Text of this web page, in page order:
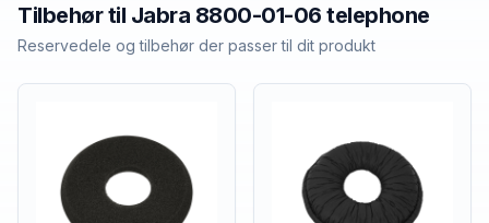
Tilbehør til Jabra 8800-01-06 telephone
Reservedele og tilbehør der passer til dit produkt